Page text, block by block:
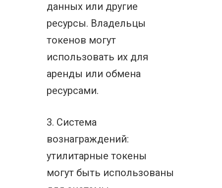
данных или другие
ресурсы. Владельцы
токенов могут
использовать их для
аренды или обмена
ресурсами.
3. Система
вознаграждений:
утилитарные токены
могут быть использованы